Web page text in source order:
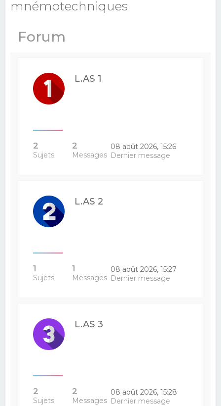
mnémotechniques
Forum
L.AS 1
2
Sujets
2
Messages
08 août 2026, 15:26
Dernier message
L.AS 2
1
Sujets
1
Messages
08 août 2026, 15:27
Dernier message
L.AS 3
2
Sujets
2
Messages
08 août 2026, 15:28
Dernier message